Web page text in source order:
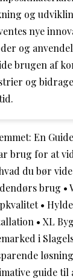
og
nye
og
brugen af
og
En
brug for at
du bør
brug •
•
• XL
i
guide til